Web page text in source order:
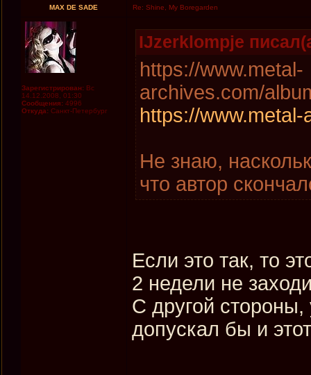
MAX DE SADE Re: Shine, My Boregarden
Зарегистрирован: Вс
14.12.2008, 01:30
Сообщения: 4996
Откуда: Санкт-Петербург
IJzerklompje
https://www.metal-
archives.com/
https://
Не знаю,
что автор
Если это так, то
2 недели не
С другой стороны,
допускал бы и